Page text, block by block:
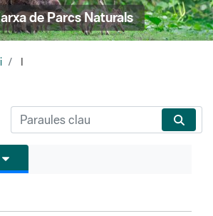
de Parcs Naturals